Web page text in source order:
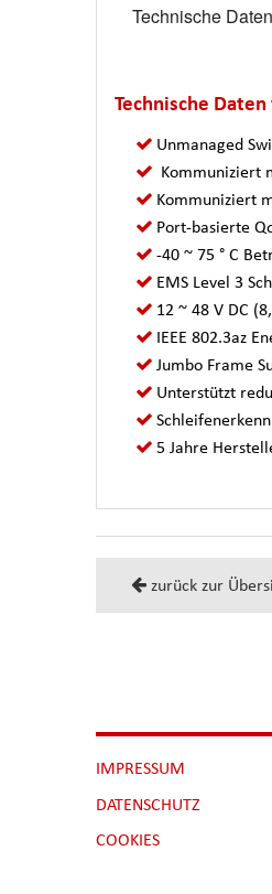
Technische Daten
Technische Daten
Unmanaged
Kommuniziert
Kommuniziert
Port-basierte
-40 ~ 75 ° C
EMS Level 3
12 ~ 48 V DC
IEEE 802.3az
Jumbo Frame
Unterstützt
5 Jahre
zurück zur
NAVIGATION
ÜBERSPRINGEN
IMPRESSUM
DATENSCHUTZ
[NBSP]
COOKIES